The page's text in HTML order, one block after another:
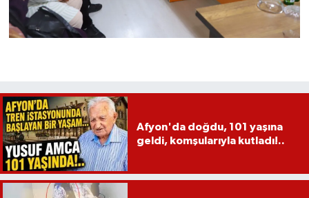
Afyon'da doğdu, 101 yaşına
geldi, komşularıyla kutladı!..